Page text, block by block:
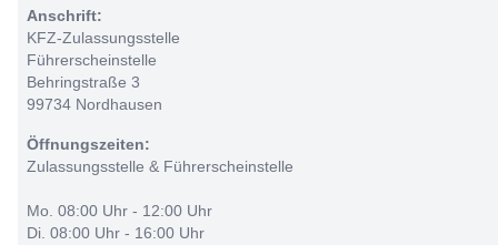
Anschrift:
KFZ-Zulassungsstelle
Führerscheinstelle
Behringstraße 3
99734 Nordhausen
Öffnungszeiten:
Zulassungsstelle & Führerscheinstelle
Mo. 08:00 Uhr - 12:00 Uhr
Di. 08:00 Uhr - 16:00 Uhr